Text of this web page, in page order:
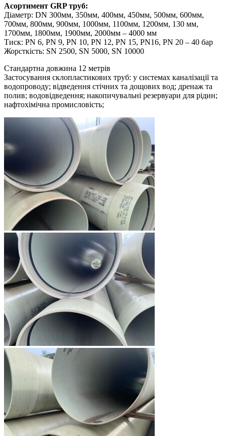
Асортимент GRP труб:
Діаметр: DN 300мм, 350мм, 400мм, 450мм, 500мм, 600мм,
700мм, 800мм, 900мм, 1000мм, 1100мм, 1200мм, 130 мм,
1700мм, 1800мм, 1900мм, 2000мм – 4000 мм
Тиск: PN 6, PN 9, PN 10, PN 12, PN 15, PN16, PN 20 – 40 бар
Жорсткість: SN 2500, SN 5000, SN 10000
Стандартна довжина 12 метрів
Застосування склопластикових труб: у системах каналізації та
водопроводу; відведення стічних та дощових вод; дренаж та
полив; водовідведення; накопичувальні резервуари для рідин;
нафтохімічна промисловість;